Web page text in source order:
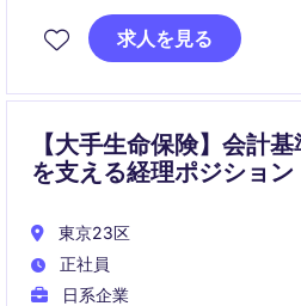
日本基準の投資会計に加え、
社との連携を通じて専門性を
求人を見る
【大手生命保険】会計
を支える経理ポジション
東京23区
正社員
日系企業